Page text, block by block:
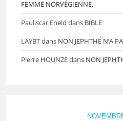
FEMME NORVÉGIENNE.
Pauliscar Eneld dans BIBLE
LAYBTdans NON JEPHTHÉ N’A
Pierre HOUNZEdans NON